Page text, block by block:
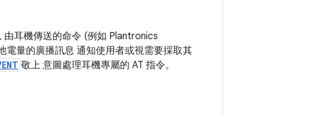
耳機傳送的命令 (例如 Plantronics
電量的廣播訊息 通知使用者或視需要採取其
敬上 意圖處理耳機專屬的 AT 指令。